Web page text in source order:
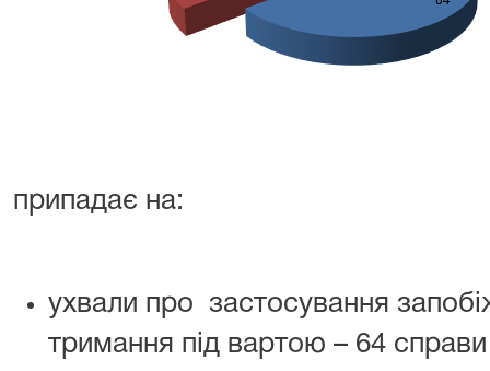
припадає на:
ухвали про застосування
тримання під вартою – 64